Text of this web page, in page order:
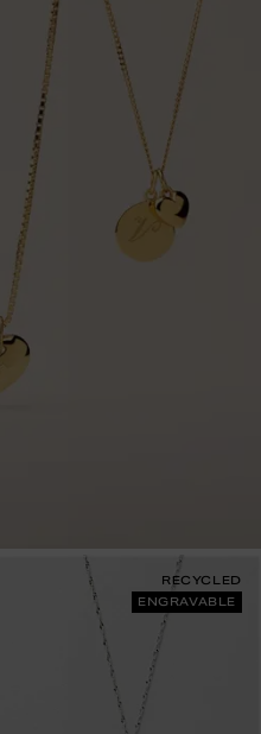
RECYCLED
ENGRAVABLE